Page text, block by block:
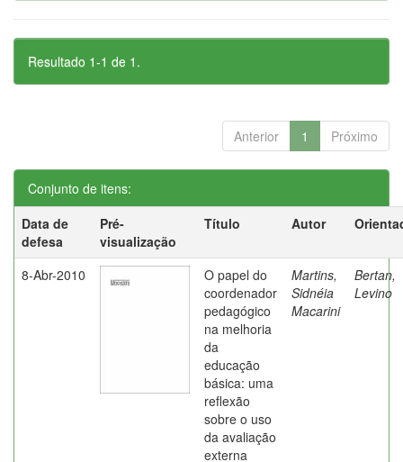
Resultado 1-1 de 1.
Anterior 1 Próximo
Conjunto de itens:
Data de
defesa
Pré-
visualização
Título Autor
8-Abr-2010
O papel do
coordenador
pedagógico
na melhoria
da
educação
básica: uma
reflexão
sobre o uso
da avaliação
externa
Martins,
Sidnéia
Macarini
Bertan,
Levino